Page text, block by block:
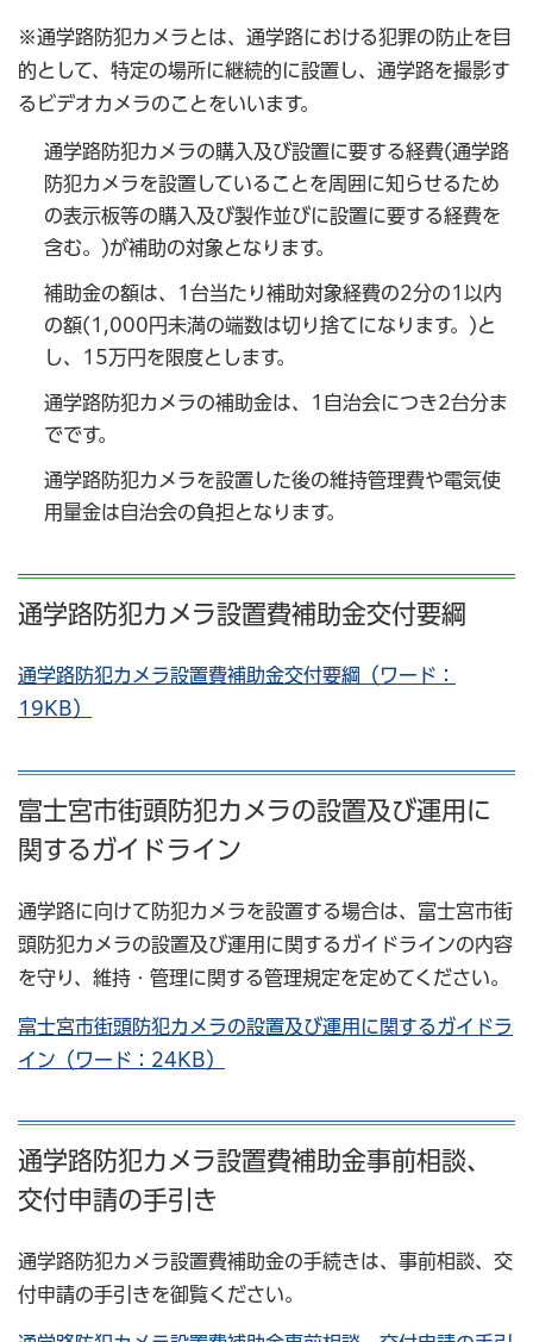
※通学路防犯カメラとは、通学路における犯罪の防止を目
的として、特定の場所に継続的に設置し、通学路を撮影す
るビデオカメラのことをいいます。
通学路防犯カメラの購入及び設置に要する経費(通学路
防犯カメラを設置していることを周囲に知らせるため
の表示板等の購入及び製作並びに設置に要する経費を
含む。)が補助の対象となります。
補助金の額は、1台当たり補助対象経費の2分の1以内
の額(1,000円未満の端数は切り捨てになります。)と
し、15万円を限度とします。
通学路防犯カメラの補助金は、1自治会につき2台分ま
でです。
通学路防犯カメラを設置した後の維持管理費や電気使
用量金は自治会の負担となります。
通学路防犯カメラ設置費補助金交付要綱
通学路防犯カメラ設置費補助金交付要綱（ワード：
19KB）
富士宮市街頭防犯カメラの設置及び運用に
関するガイドライン
通学路に向けて防犯カメラを設置する場合は、富士宮市街
頭防犯カメラの設置及び運用に関するガイドラインの内容
を守り、維持・管理に関する管理規定を定めてください。
富士宮市街頭防犯カメラの設置及び運用に関するガイドラ
イン（ワード：24KB）
通学路防犯カメラ設置費補助金事前相談、
交付申請の手引き
通学路防犯カメラ設置費補助金の手続きは、事前相談、交
付申請の手引きを御覧ください。